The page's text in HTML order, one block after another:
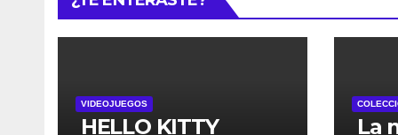
VIDEOJUEGOS
HELLO KITTY La